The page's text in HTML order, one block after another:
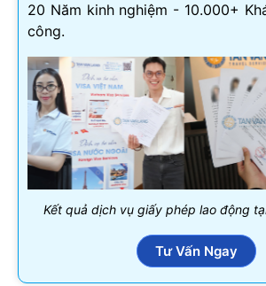
20 Năm kinh nghiệm - 10.000+
công.
Kết quả dịch vụ giấy phép lao động
Tư Vấn Ngay